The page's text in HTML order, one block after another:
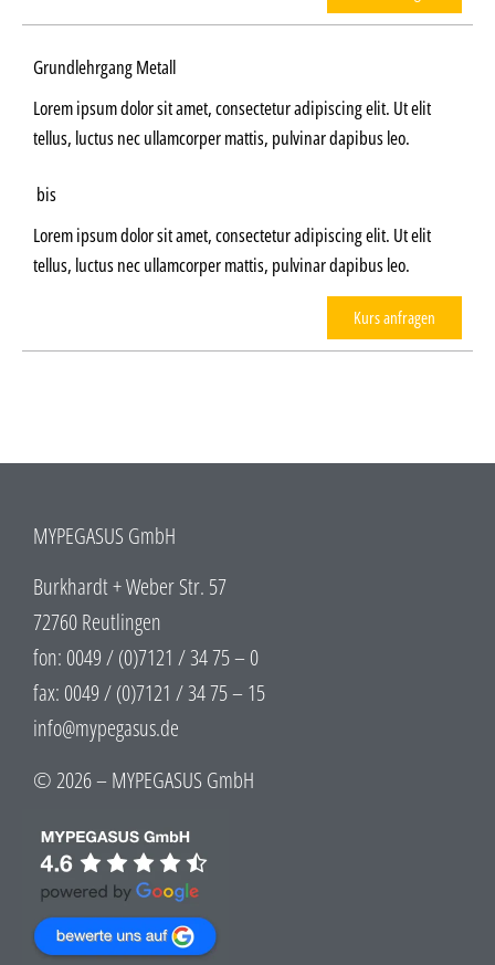
Grundlehrgang Metall
Lorem ipsum dolor sit amet, consectetur adipiscing elit. Ut elit
tellus, luctus nec ullamcorper mattis, pulvinar dapibus leo.
bis
Lorem ipsum dolor sit amet, consectetur adipiscing elit. Ut elit
tellus, luctus nec ullamcorper mattis, pulvinar dapibus leo.
Kurs anfragen
MYPEGASUS GmbH
Burkhardt + Weber Str. 57
72760 Reutlingen
fon: 0049 / (0)7121 / 34 75 – 0
fax: 0049 / (0)7121 / 34 75 – 15
info@mypegasus.de
© 2026 – MYPEGASUS GmbH